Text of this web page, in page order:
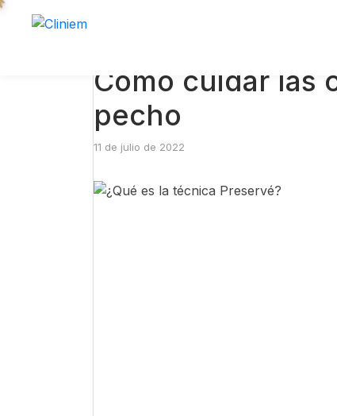
Cómo cuidar las
pecho
11 de julio de 2022